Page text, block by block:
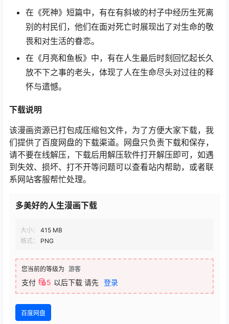
在《死神》短篇中，有在有斜坡的村子中经历生死离
别的村民们，他们在面对死亡时展现出了对生命的敬
畏和对生活的眷恋。
在《月亮和鱼板》中，有在人生最后时刻回忆起长久
放不下之事的老头，体现了人在生命尽头对过往的释
怀与遗憾。
下载说明
该漫画资源已打包成压缩包文件，为了方便大家下载，我
们提供了百度网盘的下载渠道。网盘只负责下载和保存，
请不要在线解压，下载后用解压软件打开解压即可，如遇
到失效、损坏、打不开等问题可以查看站内帮助，或者联
系网站客服帮忙处理。
多美好的人生漫画下载
大小：
415 MB
格式：
PNG
您当前的等级为 游客
支付 5 以后下载 请先 登录
百度网盘